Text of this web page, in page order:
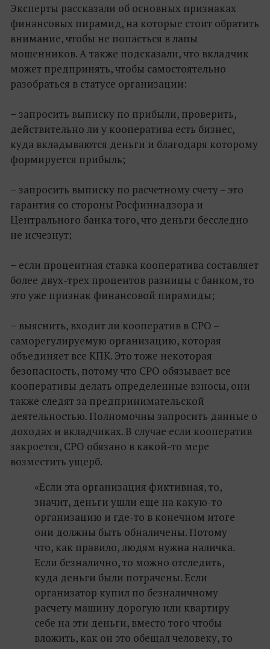
Эксперты рассказали об основных признаках
финансовых пирамид, на которые стоит обратить
внимание, чтобы не попасться в лапы
мошенников. А также подсказали, что вкладчик
может предпринять, чтобы самостоятельно
разобраться в статусе организации:
– запросить выписку по прибыли, проверить,
действительно ли у кооператива есть бизнес,
куда вкладываются деньги и благодаря которому
формируется прибыль;
– запросить выписку по расчетному счету – это
гарантия со стороны Росфиннадзора и
Центрального банка того, что деньги бесследно
не исчезнут;
– если процентная ставка кооператива составляет
более двух-трех процентов разницы с банком, то
это уже признак финансовой пирамиды;
– выяснить, входит ли кооператив в СРО –
саморегулируемую организацию, которая
объединяет все КПК. Это тоже некоторая
безопасность, потому что СРО обязывает все
кооперативы делать определенные взносы, они
также следят за предпринимательской
деятельностью. Полномочны запросить данные о
доходах и вкладчиках. В случае если кооператив
закроется, СРО обязано в какой-то мере
возместить ущерб.
«Если эта организация фиктивная, то,
значит, деньги ушли еще на какую-то
организацию и где-то в конечном итоге
они должны быть обналичены. Потому
что, как правило, людям нужна наличка.
Если безналично, то можно отследить,
куда деньги были потрачены. Если
организатор купил по безналичному
расчету машину дорогую или квартиру
себе на эти деньги, вместо того чтобы
вложить, как он это обещал человеку, то